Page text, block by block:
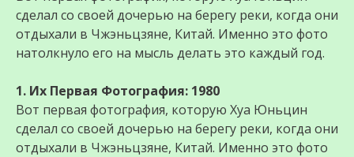
сделал со своей дочерью на берегу реки, когда они
отдыхали в Чжэньцзяне, Китай. Именно это фото
натолкнуло его на мысль делать это каждый год.
1. Их Первая Фотография: 1980
Вот первая фотография, которую Хуа Юньцин
сделал со своей дочерью на берегу реки, когда они
отдыхали в Чжэньцзяне, Китай. Именно это фото